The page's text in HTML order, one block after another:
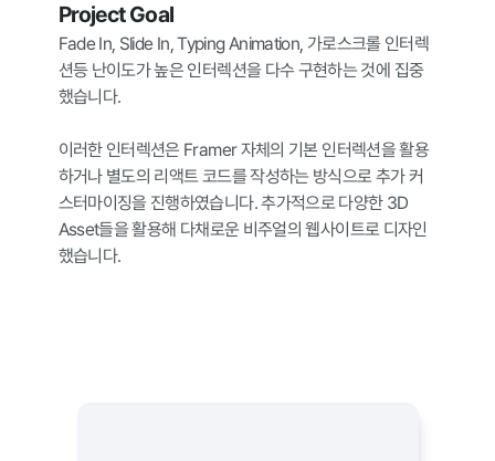
Project Goal
Fade In, Slide In, Typing Animation, 가로스크롤 인터렉
션등 난이도가 높은 인터렉션을 다수 구현하는 것에 집중
했습니다.
이러한 인터렉션은 Framer 자체의 기본 인터렉션을 활용
하거나 별도의 리액트 코드를 작성하는 방식으로 추가 커
스터마이징을 진행하였습니다. 추가적으로 다양한 3D
Asset들을 활용해 다채로운 비주얼의 웹사이트로 디자인
했습니다.